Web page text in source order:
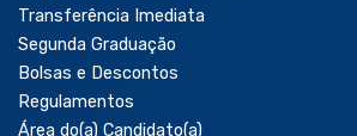
Transferência Imediata
Segunda Graduação
Bolsas e Descontos
Regulamentos
Área do(a) Candidato(a)